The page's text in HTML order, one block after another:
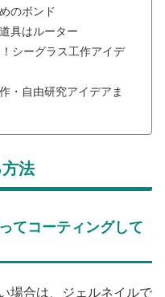
のボンド
具はルーター
シーグラス工作アイデ
・自由研究アイデアま
法
てコーティングして
場合は、ジェルネイルで